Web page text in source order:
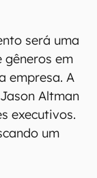
será uma
em
empresa. A
Altman
executivos.
um